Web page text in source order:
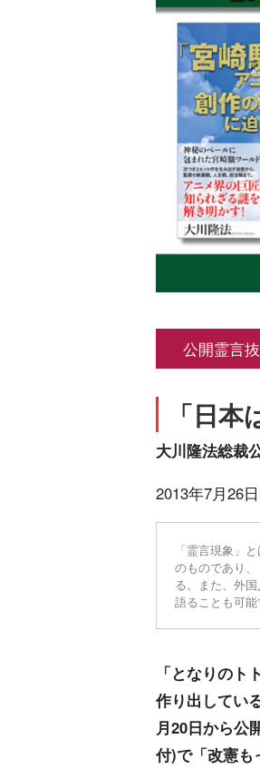
公開霊言
「日
大川隆法総裁
2013年7月26
「霊言現象」
のものであり
る。また、外
語ることも可能
「となりの
作り出してい
月20日から公
付)で「改憲も